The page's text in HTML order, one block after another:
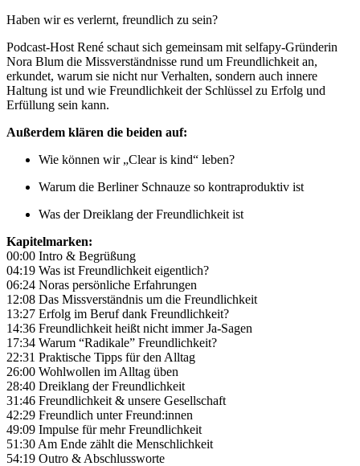
Haben wir es verlernt, freundlich zu sein?
Podcast-Host René schaut sich gemeinsam mit selfapy-Gründerin
Nora Blum die Missverständnisse rund um Freundlichkeit an,
erkundet, warum sie nicht nur Verhalten, sondern auch innere
Haltung ist und wie Freundlichkeit der Schlüssel zu Erfolg und
Erfüllung sein kann.
Außerdem klären die beiden auf:
Wie können wir „Clear is kind“ leben?
Warum die Berliner Schnauze so kontraproduktiv ist
Was der Dreiklang der Freundlichkeit ist
Kapitelmarken:
00:00 Intro & Begrüßung
04:19 Was ist Freundlichkeit eigentlich?
06:24 Noras persönliche Erfahrungen
12:08 Das Missverständnis um die Freundlichkeit
13:27 Erfolg im Beruf dank Freundlichkeit?
14:36 Freundlichkeit heißt nicht immer Ja-Sagen
17:34 Warum “Radikale” Freundlichkeit?
22:31 Praktische Tipps für den Alltag
26:00 Wohlwollen im Alltag üben
28:40 Dreiklang der Freundlichkeit
31:46 Freundlichkeit & unsere Gesellschaft
42:29 Freundlich unter Freund:innen
49:09 Impulse für mehr Freundlichkeit
51:30 Am Ende zählt die Menschlichkeit
54:19 Outro & Abschlussworte